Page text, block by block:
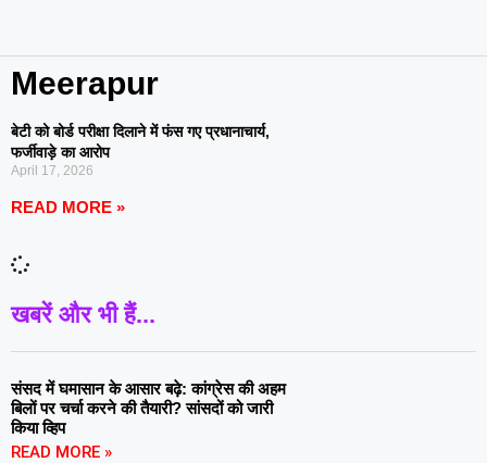
Meerapur
बेटी को बोर्ड परीक्षा दिलाने में फंस गए प्रधानाचार्य,
फर्जीवाड़े का आरोप
April 17, 2026
READ MORE »
खबरें और भी हैं...
संसद में घमासान के आसार बढ़े: कांग्रेस की अहम
बिलों पर चर्चा करने की तैयारी? सांसदों को जारी
किया व्हिप
READ MORE »